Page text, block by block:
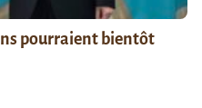
pourraient bientôt